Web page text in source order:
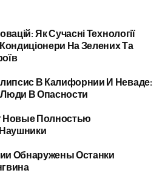
Як Сучасні Технології
На Зелених Та
В Калифорнии И Неваде:
В Опасности
Новые Полностью
Обнаружены Останки